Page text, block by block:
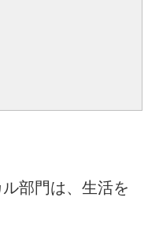
部門は、生活を